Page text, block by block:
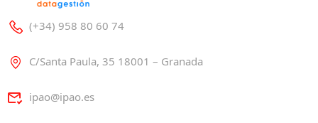
(+34) 958 80 60 74
C/Santa Paula, 35 18001 – Granada
ipao@ipao.es